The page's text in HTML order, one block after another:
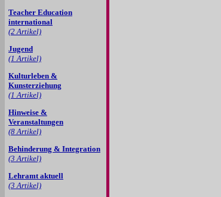
Teacher Education
international
(2 Artikel)
Jugend
(1 Artikel)
Kulturleben &
Kunsterziehung
(1 Artikel)
Hinweise &
Veranstaltungen
(8 Artikel)
Behinderung & Integration
(3 Artikel)
Lehramt aktuell
(3 Artikel)